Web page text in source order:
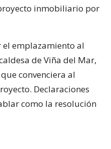
inmobiliario por
emplazamiento al
de Viña del Mar,
convenciera al
Declaraciones
como la resolución